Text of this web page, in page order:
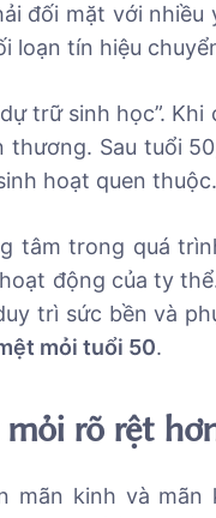
đối mặt với nhiều
loạn tín hiệu
trữ sinh học”.
Sau tuổi
hoạt quen thuộc.
tâm trong quá
động của ty
trì sức bền và
mỏi tuổi 50.
rõ rệt
mãn kinh và mãn